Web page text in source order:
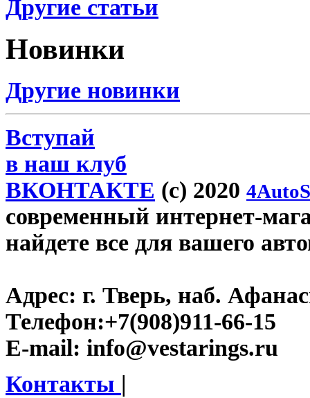
Другие статьи
Новинки
Другие новинки
Вступай
в наш клуб
ВКОНТАКТЕ (c) 2020
современный интернет-
найдете все для вашего
Адрес: г. Тверь, наб.
Телефон:+7(908)911-66-15
E-mail: info@vestarings.ru
Контакты |